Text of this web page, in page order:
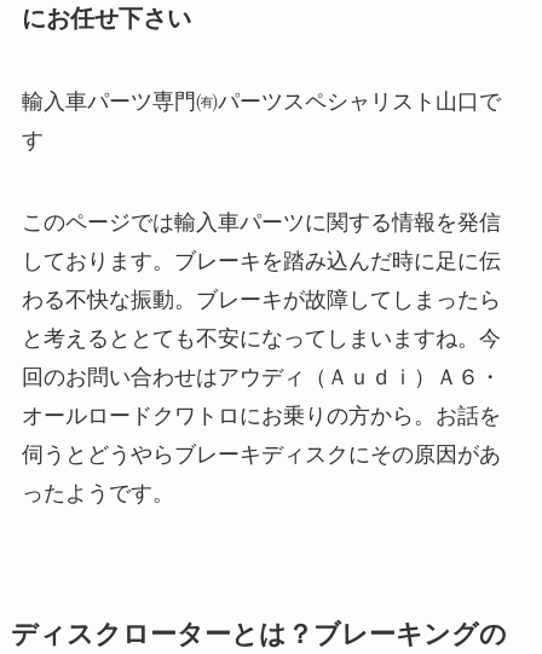
にお任せ下さい
輸入車パーツ専門㈲パーツスペシャリスト山口で
す
このページでは輸入車パーツに関する情報を発信
しております。ブレーキを踏み込んだ時に足に伝
わる不快な振動。ブレーキが故障してしまったら
と考えるととても不安になってしまいますね。今
回のお問い合わせはアウディ（Ａｕｄｉ）Ａ６・
オールロードクワトロにお乗りの方から。お話を
伺うとどうやらブレーキディスクにその原因があ
ったようです。
ディスクローターとは？ブレーキングの